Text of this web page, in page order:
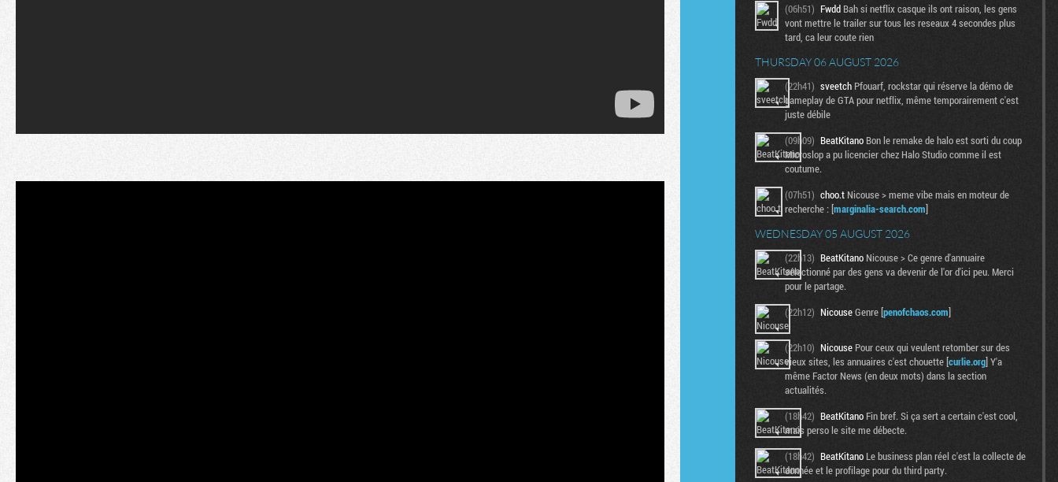
(06h51) Fwdd Bah si netflix casque ils ont raison, les gens
vont mettre le trailer sur tous les reseaux 4 secondes plus
tard, ca leur coute rien
THURSDAY 06 AUGUST 2026
(22h41) sveetch Pfouarf, rockstar qui réserve la démo de
gameplay de GTA pour netflix, même temporairement c'est
juste débile
(09h09) BeatKitano Bon le remake de halo est sorti du coup
Microslop a pu licencier chez Halo Studio comme il est
coutume.
(07h51) choo.t Nicouse > meme vibe mais en moteur de
recherche : [marginalia-search.com]
WEDNESDAY 05 AUGUST 2026
(22h13) BeatKitano Nicouse > Ce genre d'annuaire
sélectionné par des gens va devenir de l'or d'ici peu. Merci
pour le partage.
(22h12) NicouseGenre [penofchaos.com]
(22h10) Nicouse Pour ceux qui veulent retomber sur des
vieux sites, les annuaires c'est chouette [curlie.org] Y'a
même Factor News (en deux mots) dans la section
actualités.
(18h42) BeatKitano Fin bref. Si ça sert a certain c'est cool,
mais perso le site me débecte.
(18h42) BeatKitano Le business plan réel c'est la collecte de
donnée et le profilage pour du third party.